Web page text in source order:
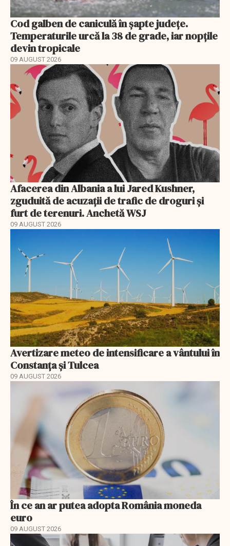
Cod galben de caniculă în șapte județe.
Temperaturile urcă la 38 de grade, iar nopțile
devin tropicale
09 AUGUST 2026
Afacerea din Albania a lui Jared Kushner,
zguduită de acuzații de trafic de droguri și
furt de terenuri. Anchetă WSJ
09 AUGUST 2026
Avertizare meteo de intensificare a vântului în
Constanța și Tulcea
09 AUGUST 2026
În ce an ar putea adopta România moneda
euro
09 AUGUST 2026